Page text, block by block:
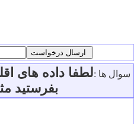
سوال ها :لطفا داده های
بفرستید